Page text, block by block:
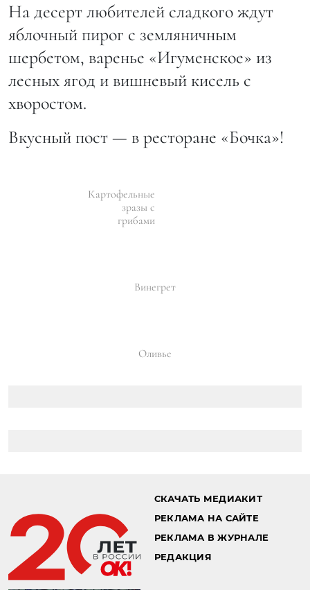
На десерт любителей сладкого ждут
яблочный пирог с земляничным
шербетом, варенье «Игуменское» из
лесных ягод и вишневый кисель с
хворостом.
Вкусный пост — в ресторане «Бочка»!
Картофельные
зразы с
грибами
Винегрет
Оливье
СКАЧАТЬ МЕДИАКИТ
РЕКЛАМА НА САЙТЕ
РЕКЛАМА В ЖУРНАЛЕ
РЕДАКЦИЯ